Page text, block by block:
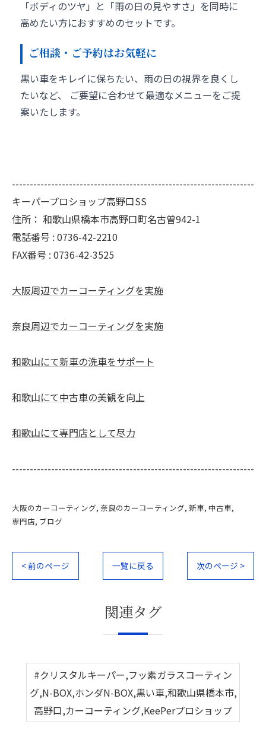
「ボディのツヤ」と「雨の日の見やすさ」を同時に
高めたい方におすすめのセットです。
ご相談・ご予約はお気軽に
黒い車をキレイに保ちたい、雨の日の視界を良くし
たいなど、 ご要望に合わせて最適なメニューをご提
案いたします。
--------------------------------------------------------------------
キーパープロショップ高野口SS
住所： 和歌山県橋本市高野口町名古曽942-1
電話番号 : 0736-42-2210
FAX番号 : 0736-42-3525
大阪周辺でカーコーティングを実施
奈良周辺でカーコーティングを実施
和歌山にて新車の洗車をサポート
和歌山にて中古車の美観を向上
和歌山にて専門店として尽力
--------------------------------------------------------------------
大阪のカーコーティング 奈良のカーコーティング 新車 中古車
専門店 ブログ
< 前のページ 一覧に戻る 次のページ >
関連タグ
#クリスタルキーパー,フッ素ガラスコーティン
グ,N-BOX,ホンダN-BOX,黒い車,和歌山県橋本市,
高野口,カーコーティング,KeePerプロショップ